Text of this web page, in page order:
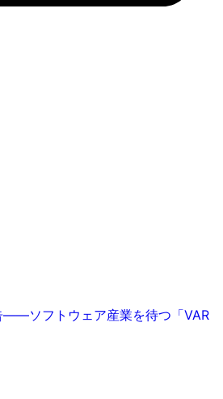
——ソフトウェア産業を待つ「VAR